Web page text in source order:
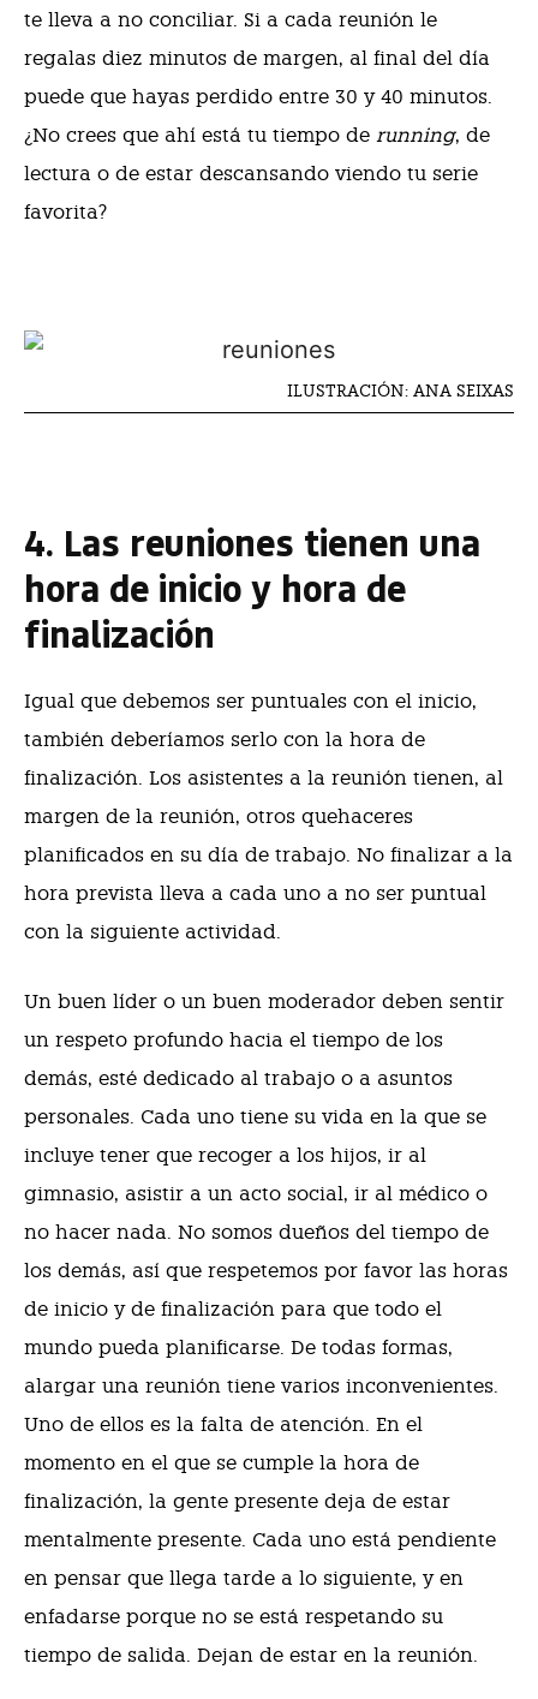
te lleva a no conciliar. Si a cada reunión le
regalas diez minutos de margen, al final del día
puede que hayas perdido entre 30 y 40 minutos.
¿No crees que ahí está tu tiempo de running, de
lectura o de estar descansando viendo tu serie
favorita?
ILUSTRACIÓN: ANA SEIXAS
4. Las reuniones tienen una
hora de inicio y hora de
finalización
Igual que debemos ser puntuales con el inicio,
también deberíamos serlo con la hora de
finalización. Los asistentes a la reunión tienen, al
margen de la reunión, otros quehaceres
planificados en su día de trabajo. No finalizar a la
hora prevista lleva a cada uno a no ser puntual
con la siguiente actividad.
Un buen líder o un buen moderador deben sentir
un respeto profundo hacia el tiempo de los
demás, esté dedicado al trabajo o a asuntos
personales. Cada uno tiene su vida en la que se
incluye tener que recoger a los hijos, ir al
gimnasio, asistir a un acto social, ir al médico o
no hacer nada. No somos dueños del tiempo de
los demás, así que respetemos por favor las horas
de inicio y de finalización para que todo el
mundo pueda planificarse. De todas formas,
alargar una reunión tiene varios inconvenientes.
Uno de ellos es la falta de atención. En el
momento en el que se cumple la hora de
finalización, la gente presente deja de estar
mentalmente presente. Cada uno está pendiente
en pensar que llega tarde a lo siguiente, y en
enfadarse porque no se está respetando su
tiempo de salida. Dejan de estar en la reunión.